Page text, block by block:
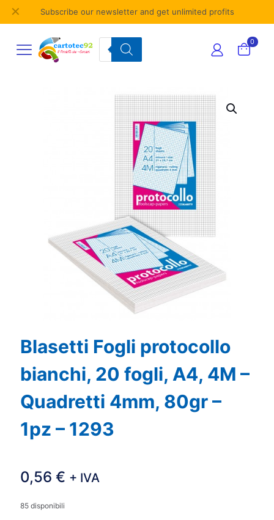
Subscribe our newsletter and get unlimited profits
✕
Products
search
0
Blasetti Fogli protocollo
bianchi, 20 fogli, A4, 4M –
Quadretti 4mm, 80gr –
1pz – 1293
0,56 € + IVA
85 disponibili